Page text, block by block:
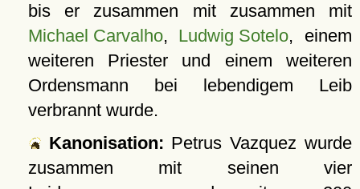
bis er zusammen mit zusammen mit
Michael Carvalho, Ludwig Sotelo, einem
weiteren Priester und einem weiteren
Ordensmann bei lebendigem Leib
verbrannt wurde.
Kanonisation: Petrus Vazquez wurde
zusammen mit seinen vier